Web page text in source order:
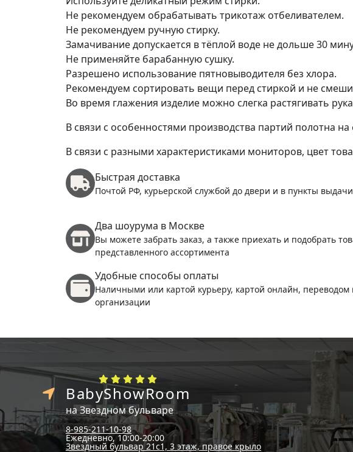
Не рекомендуем обрабатывать трикотаж отбеливателем.
Не рекомендуем ручную стирку.
Замачивание допускается в тёплой воде не дольше 30
Не применяйте барабанную сушку.
Разрешено использование пятновыводителя без хлора.
Рекомендуем сортировать вещи перед стиркой и не
Во время глажения изделие можно слегка растягивать
В связи с особенностями производства партий полотна
В связи с разными характеристиками мониторов, цвет
Быстрая доставка
Почтой РФ, курьерской службой до двери и в пункты выдачи
Два шоурума в Москве
Вы можете забрать заказ, а также приехать и подобрать
представленного ассортимента
Удобные способы оплаты
Наличными или картой курьеру, картой онлайн, переводом
организации
BabyShowRoom
на Звездном бульваре
8-985-211-10-98
Ежедневно, 10:00-20:00
Звездный бульвар 21с1, 3 этаж, правое крыло